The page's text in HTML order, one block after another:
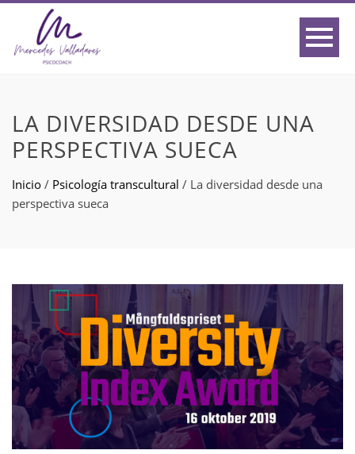
LA DIVERSIDAD DESDE UNA
PERSPECTIVA SUECA
Inicio / Psicología transcultural / La diversidad desde una
perspectiva sueca